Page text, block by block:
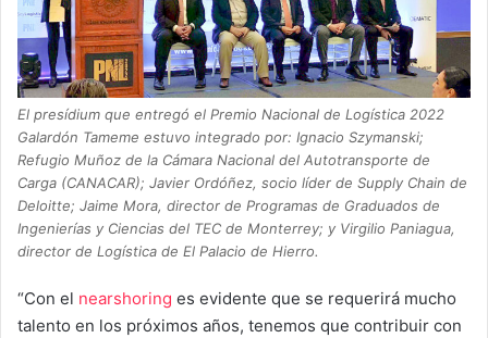
El presídium que entregó el Premio Nacional de Logística 2022
Galardón Tameme estuvo integrado por: Ignacio Szymanski;
Refugio Muñoz de la Cámara Nacional del Autotransporte de
Carga (CANACAR); Javier Ordóñez, socio líder de Supply Chain de
Deloitte; Jaime Mora, director de Programas de Graduados de
Ingenierías y Ciencias del TEC de Monterrey; y Virgilio Paniagua,
director de Logística de El Palacio de Hierro.
“Con el nearshoring es evidente que se requerirá mucho
talento en los próximos años, tenemos que contribuir con